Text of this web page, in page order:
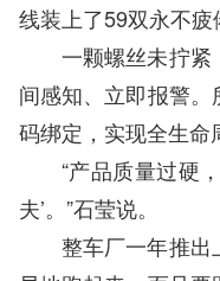
线装上了59双永不疲
一颗螺丝未拧紧
间感知、立即报警
码绑定，实现全生命
“产品质量过硬
夫’。”石莹说。
整车厂一年推出